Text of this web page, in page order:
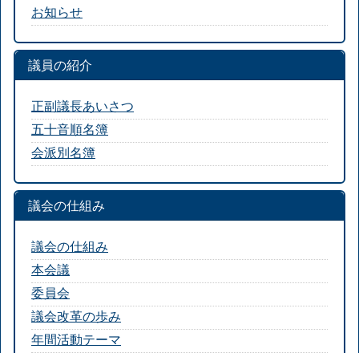
お知らせ
議員の紹介
正副議長あいさつ
五十音順名簿
会派別名簿
議会の仕組み
議会の仕組み
本会議
委員会
議会改革の歩み
年間活動テーマ